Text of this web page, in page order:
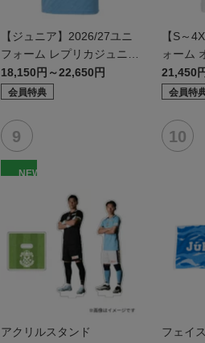
【ジュニア】2026/27ユニ
フォーム レプリカジュニア
モデル:FP1st
18,150円～22,650円
会員特典
【S～
ォーム
デル
21,450
会員特
NEW
アクリルスタンド フェイ